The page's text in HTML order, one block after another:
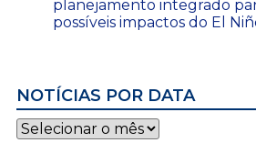
planejamento integrado
possíveis impactos do El
NOTÍCIAS POR DATA
Notícias
por